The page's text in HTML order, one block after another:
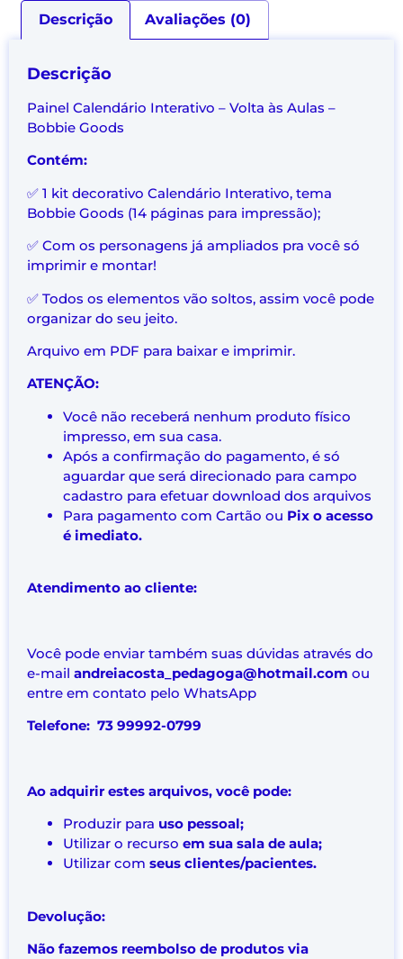
Descrição Avaliações (0)
Descrição
Painel Calendário Interativo – Volta às Aulas –
Bobbie Goods
Contém:
✅ 1 kit decorativo Calendário Interativo, tema
Bobbie Goods (14 páginas para impressão);
✅ Com os personagens já ampliados pra você só
imprimir e montar!
✅ Todos os elementos vão soltos, assim você pode
organizar do seu jeito.
Arquivo em PDF para baixar e imprimir.
ATENÇÃO:
Você não receberá nenhum produto físico
impresso, em sua casa.
Após a confirmação do pagamento, é só
aguardar que será direcionado para campo
cadastro para efetuar download dos arquivos
Para pagamento com Cartão ou Pix o acesso
é imediato.
Atendimento ao cliente:
Você pode enviar também suas dúvidas através do
e-mail andreiacosta_pedagoga@hotmail.com ou
entre em contato pelo WhatsApp
Telefone: 73 99992-0799
Ao adquirir estes arquivos, você pode:
Produzir para uso pessoal;
Utilizar o recurso em sua sala de aula;
Utilizar com seus clientes/pacientes.
Devolução:
Não fazemos reembolso de produtos via